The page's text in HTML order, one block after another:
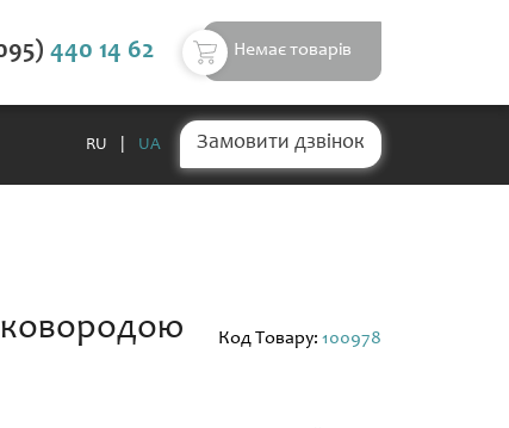
440 14 62 Немає товарів
Замовити дзвінок
RU UA
Код Товару: 100978